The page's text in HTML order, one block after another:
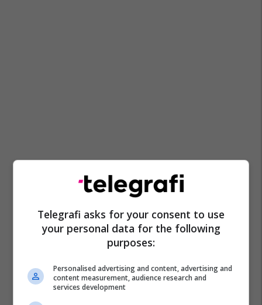
Telegrafi asks for your consent to use
your personal data for the following
purposes:
Personalised advertising and content, advertising and
content measurement, audience research and
services development